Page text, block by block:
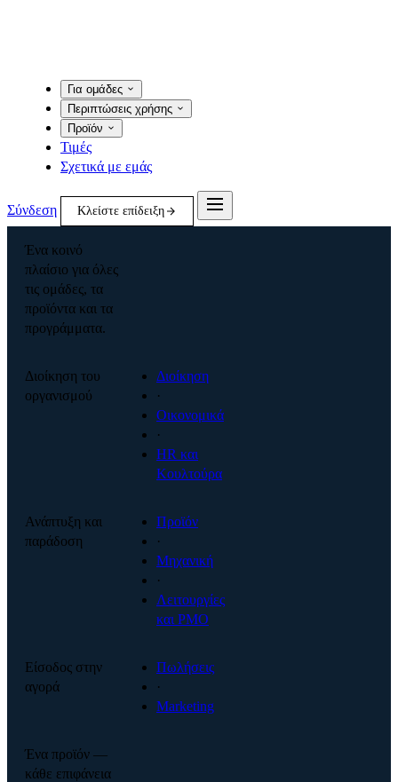
Για ομάδες
Περιπτώσεις χρήσης
Προϊόν
Τιμές
Σχετικά με εμάς
Σύνδεση Κλείστε επίδειξη
Ένα κοινό
πλαίσιο για όλες
τις ομάδες, τα
προϊόντα και τα
προγράμματα.
Διοίκηση του
οργανισμού
Διοίκηση
·
Οικονομικά
·
HR και
Κουλτούρα
Ανάπτυξη και
παράδοση
Προϊόν
·
Μηχανική
·
Λειτουργίες
και PMO
Είσοδος στην
αγορά
Πωλήσεις
·
Marketing
Ένα προϊόν —
κάθε επιφάνεια